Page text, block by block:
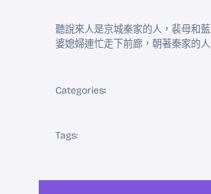
聽說來人是京城秦家的人，裴母和
婆媳婦連忙走下前廊，朝著秦家的人
Categories:
Tags: